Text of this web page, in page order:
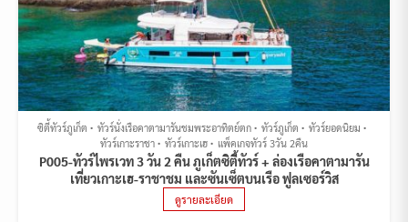
ซิตี้ทัวร์ภูเก็ต ทัวร์นั่งเรือคาตามารันชมพระอาทิตย์ตก ทัวร์ภูเก็ต
ทัวร์ยอดนิยม
ทัวร์เกาะราชา
ทัวร์เกาะเฮ แพ็คเกจทัวร์ 3วัน 2คืน
P005-ทัวร์ไพรเวท 3 วัน 2 คืน ภูเก็ตซิตี้ทัวร์ + ล่องเรือคาตามารัน
เที่ยวเกาะเฮ-ราชาชม และซันเซ็ตบนเรือ ฟูลเซอร์วิส
ดูรายละเอียด